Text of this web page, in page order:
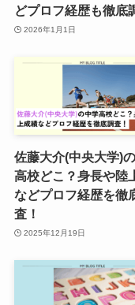
どプロフ経歴も徹底
2026年1月1日
佐藤大介(中央大学)
高校どこ？身長や陸
などプロフ経歴を徹
査！
2025年12月19日